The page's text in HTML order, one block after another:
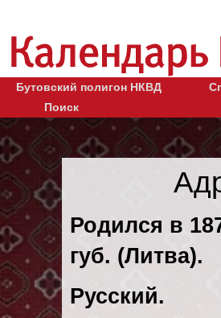
Бутовский полигон НКВД
Поиск
Родился в
губ. (Литва).
Русский.